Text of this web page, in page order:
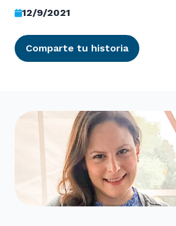
12/9/2021
Comparte tu historia